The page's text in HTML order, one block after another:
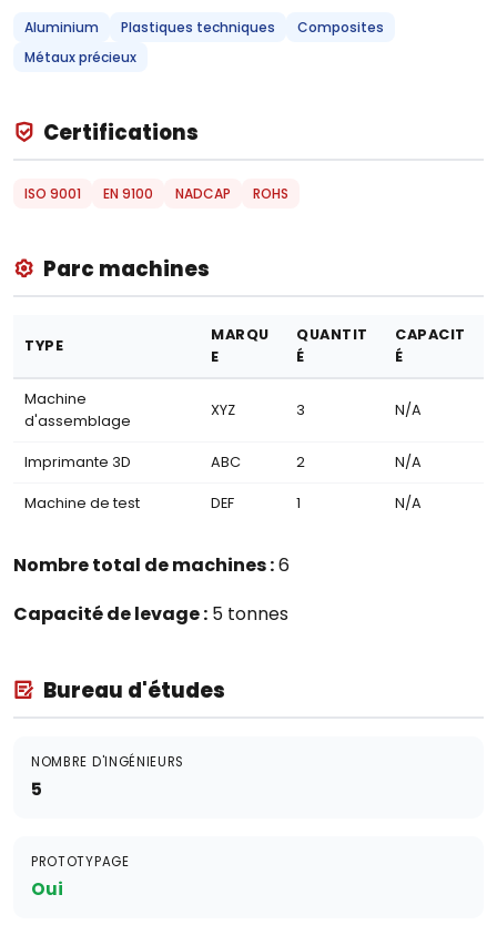
Aluminium Plastiques techniques
Composites
Métaux précieux
Certifications
ISO 9001 EN 9100 NADCAP ROHS
Parc machines
TYPE
MARQU
E
QUANTIT
É
CAPACIT
É
Machine
d'assemblage
XYZ 3 N/A
Imprimante 3D ABC 2 N/A
Machine de test DEF 1 N/A
Nombre total de machines :6
Capacité de levage : 5 tonnes
Bureau d'études
NOMBRE D'INGÉNIEURS
5
PROTOTYPAGE
Oui